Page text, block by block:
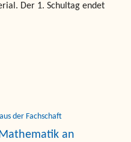
Der 1. Schultag endet
an
der Fachschaft